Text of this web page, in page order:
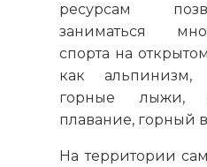
ресурсам
заниматься
спорта на
как альпинизм,
горные лыжи,
плавание, горный
На территории